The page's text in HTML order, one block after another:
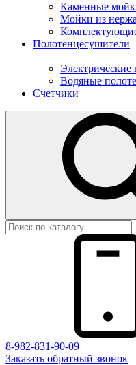
Каменные
Мойки из
Полотенцесушители
Электрические
Водяные
Счетчики
8-982-831-90-09
Заказать обратный звонок